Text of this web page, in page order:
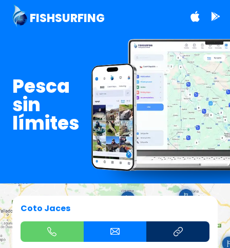
FISHSURFING
Pesca
sin
límites
Coto Jaces